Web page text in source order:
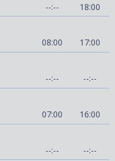
--:--
18:00
08:00
17:00
--:--
--:--
07:00
16:00
--:--
--:--